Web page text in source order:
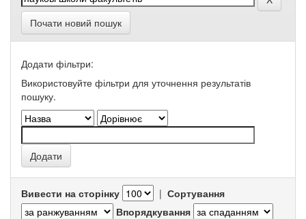
Почати новий пошук
Додати фільтри:
Використовуйте фільтри для уточнення результатів
пошуку.
Вивести на сторінку | Сортування
Впорядкування